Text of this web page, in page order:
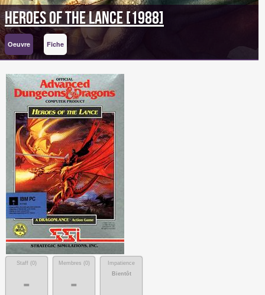
Heroes of the Lance [1988]
Oeuvre Fiche
Staff (0)
-
Membres (0)
-
Impatience
Bientôt